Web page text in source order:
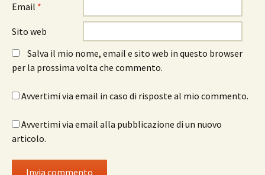
Email *
Sito web
Salva il mio nome, email e sito web in questo browser
per la prossima volta che commento.
Avvertimi via email in caso di risposte al mio commento.
Avvertimi via email alla pubblicazione di un nuovo
articolo.